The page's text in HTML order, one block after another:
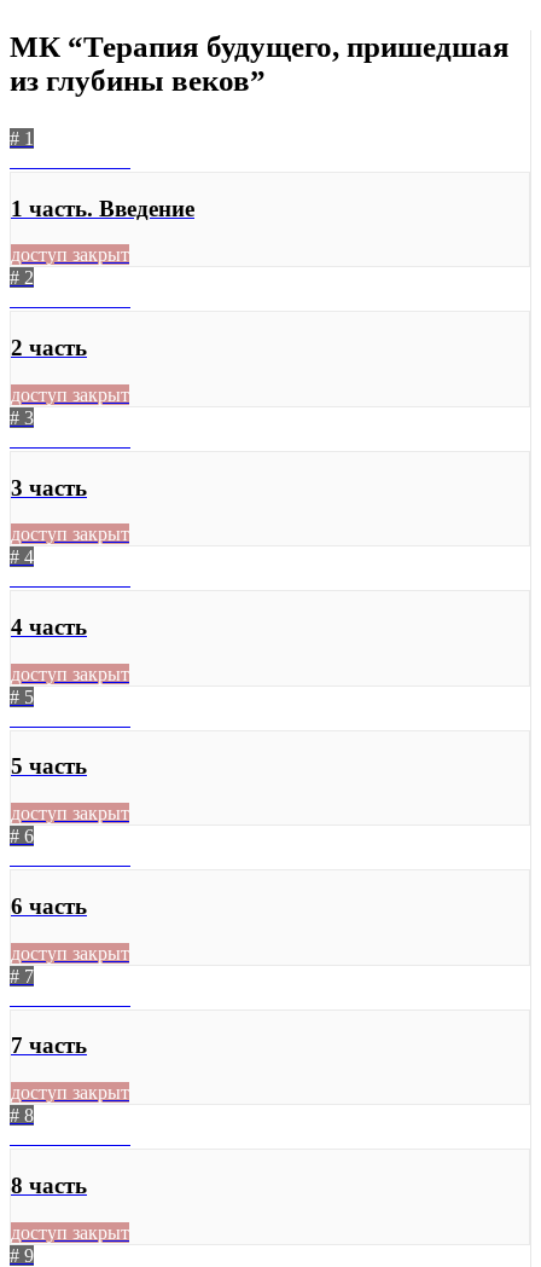
МК “Терапия будущего, пришедшая
из глубины веков”
# 1
1 часть. Введение
доступ закрыт
# 2
2 часть
доступ закрыт
# 3
3 часть
доступ закрыт
# 4
4 часть
доступ закрыт
# 5
5 часть
доступ закрыт
# 6
6 часть
доступ закрыт
# 7
7 часть
доступ закрыт
# 8
8 часть
доступ закрыт
# 9